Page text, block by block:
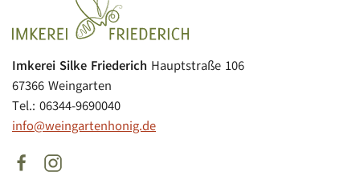
Imkerei Silke Friederich Hauptstraße 106
67366 Weingarten
Tel.: 06344-9690040
info@weingartenhonig.de